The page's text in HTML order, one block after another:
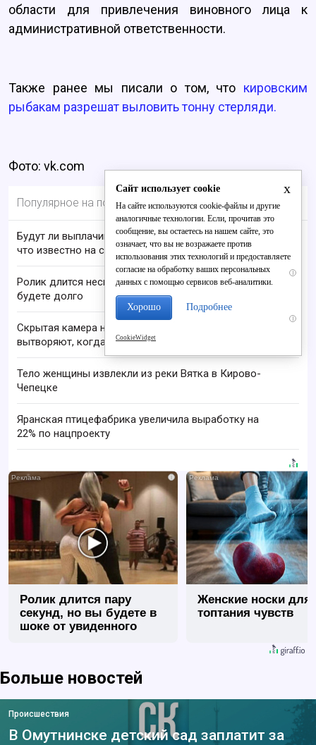
области для привлечения виновного лица к
административной ответственности.
Также ранее мы писали о том, что кировским
рыбакам разрешат выловить тонну стерляди.
Фото: vk.com
Популярное на портале
Будут ли выплачивать 13-ю пенсию в 2026 году:
что известно на сегодня
i
Ролик длится несколько секунд, а смеяться вы
будете долго
i
Скрытая камера на пляже Крыма: Что люди
вытворяют, когда их не видят...
Тело женщины извлекли из реки Вятка в Кирово-
Чепецке
Яранская птицефабрика увеличила выработку на
22% по нацпроекту
i
Ролик длится пару
секунд, но вы будете в
шоке от увиденного
Женские носки для
топтания чувств
Больше новостей
Происшествия
В Омутнинске детский сад заплатит за
x
Сайт использует cookie
На сайте используются cookie-файлы и другие
аналогичные технологии. Если, прочитав это
сообщение, вы остаетесь на нашем сайте, это
означает, что вы не возражаете против
использования этих технологий и предоставляете
согласие на обработку ваших персональных
данных с помощью сервисов веб-аналитики.
Хорошо Подробнее
CookieWidget